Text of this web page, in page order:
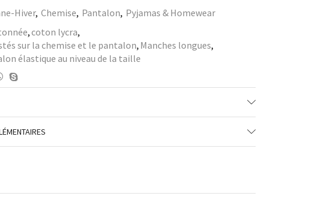
Hiver, Chemise, Pantalon, Pyjamas & Homewear
,coton lycra,
sur la chemise et le pantalon, Manches longues,
élastique au niveau de la taille